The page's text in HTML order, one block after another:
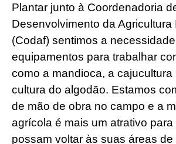
Plantar junto à Coordenadoria
Desenvolvimento da Agricultura
(Codaf) sentimos a
equipamentos para trabalhar
como a mandioca, a cajucultura
cultura do algodão. Estamos
de mão de obra no campo e a
agrícola é mais um atrativo
possam voltar às suas áreas